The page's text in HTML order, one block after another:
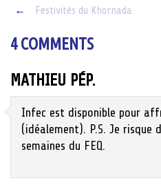
Post
navigation
← Festivités du Khornada
4 COMMENTS
MATHIEU PÉP.
Infec est disponible pour
(idéalement). P.S. Je risque
semaines du FEQ.